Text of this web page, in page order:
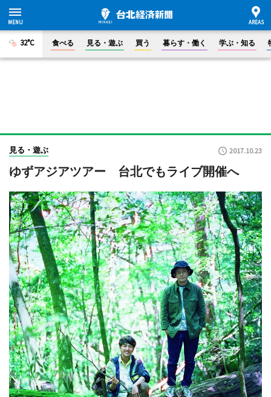
32°C 食べる 見る・遊ぶ 買う 暮らす・働く 学ぶ・知る
見る・遊ぶ 2017.10.23
ゆずアジアツアー 台北でもライブ開催へ